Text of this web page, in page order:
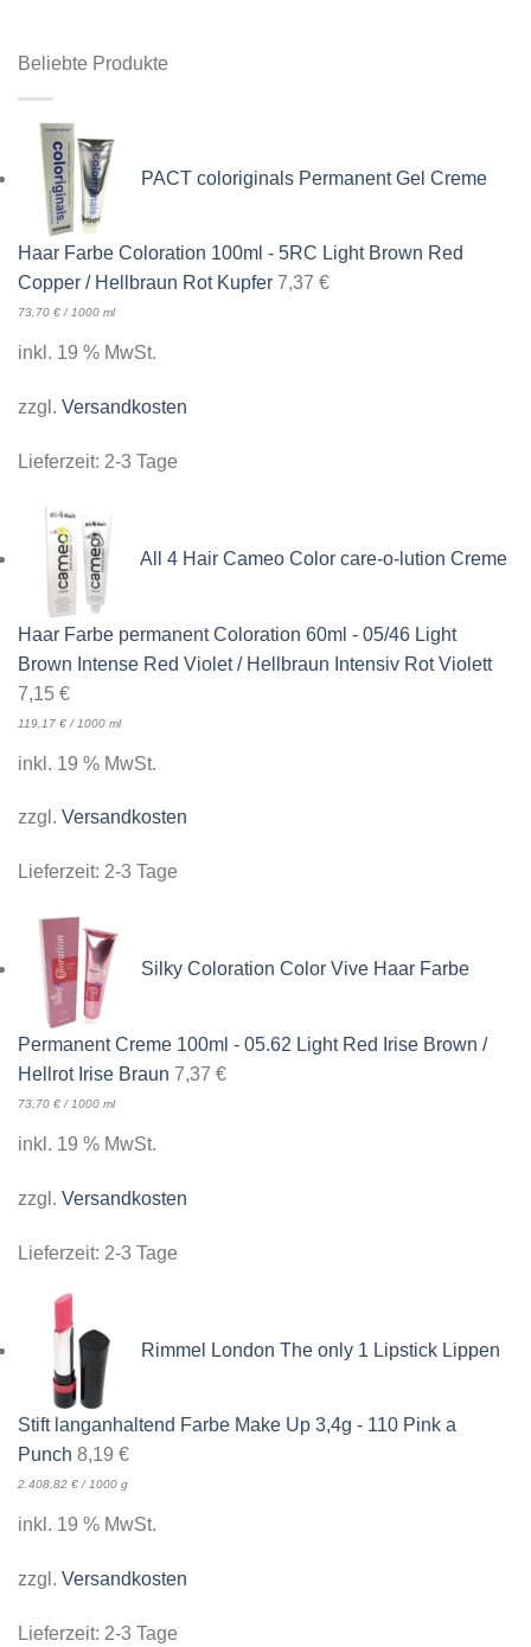
Beliebte Produkte
PACT coloriginals Permanent Gel Creme
Haar Farbe Coloration 100ml - 5RC Light Brown Red
Copper / Hellbraun Rot Kupfer 7,37 €
73,70 €/1000 ml
inkl. 19 % MwSt.
zzgl. Versandkosten
Lieferzeit: 2-3 Tage
All 4 Hair Cameo Color care-o-lution Creme
Haar Farbe permanent Coloration 60ml - 05/46 Light
Brown Intense Red Violet / Hellbraun Intensiv Rot Violett
7,15 €
119,17 € / 1000 ml
inkl. 19 % MwSt.
zzgl. Versandkosten
Lieferzeit: 2-3 Tage
Silky Coloration Color Vive Haar Farbe
Permanent Creme 100ml - 05.62 Light Red Irise Brown /
Hellrot Irise Braun 7,37 €
73,70 € / 1000 ml
inkl. 19 % MwSt.
zzgl. Versandkosten
Lieferzeit: 2-3 Tage
Rimmel London The only 1 Lipstick Lippen
Stift langanhaltend Farbe Make Up 3,4g - 110 Pink a
Punch 8,19 €
2.408,82 €/1000 g
inkl. 19 % MwSt.
zzgl. Versandkosten
Lieferzeit: 2-3 Tage